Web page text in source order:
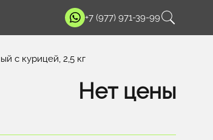
+7 (977) 971-39-99
с курицей, 2,5 кг
Нет цены